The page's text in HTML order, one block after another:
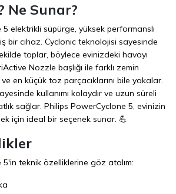
Ne Sunar?
elektrikli süpürge, yüksek performanslı
bir cihaz. Cyclonic teknolojisi sayesinde
toplar, böylece evinizdeki havayı
Nozzle başlığı ile farklı zemin
en küçük toz parçacıklarını bile yakalar.
kullanımı kolaydır ve uzun süreli
sağlar. Philips PowerCyclone 5, evinizin
için ideal bir seçenek sunar. 💪
teknik özelliklerine göz atalım: